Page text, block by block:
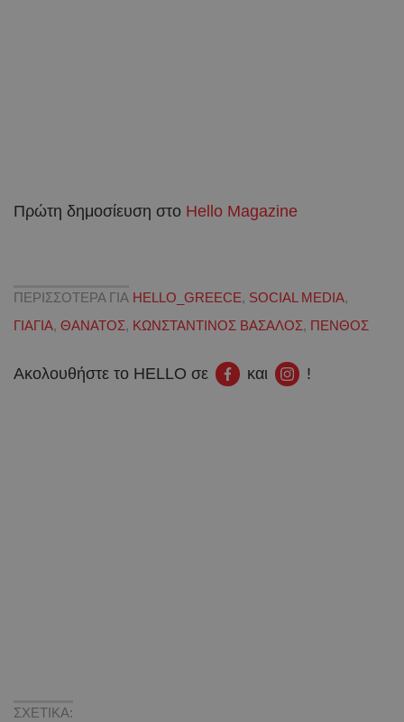
Πρώτη δημοσίευση στο Hello Magazine
ΠΕΡΙΣΣΟΤΕΡΑ ΓΙΑ HELLO_GREECE, SOCIAL MEDIA,
ΓΙΑΓΙΑ, ΘΑΝΑΤΟΣ, ΚΩΝΣΤΑΝΤΙΝΟΣ ΒΑΣΑΛΟΣ, ΠΕΝΘΟΣ
Ακολουθήστε το HELLO σε και !
ΣΧΕΤΙΚΑ: